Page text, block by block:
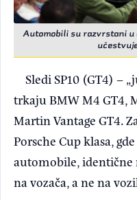
Automobili su razvrstani
Sledi SP10 (GT4) –
trkaju BMW M4 GT4,
Martin Vantage GT4.
Porsche Cup klasa,
automobile, identične
na vozača, a ne na